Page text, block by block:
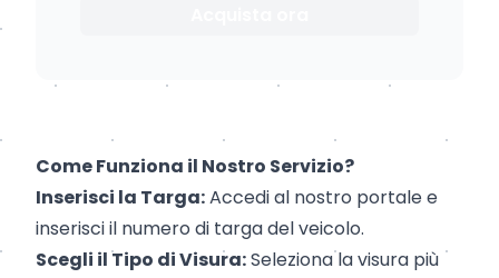
Come Funziona il Nostro Servizio?
Inserisci la Targa:Accedi al nostro portale e
inserisci il numero di targa del veicolo.
Scegli il Tipo di Visura:Seleziona la visura più